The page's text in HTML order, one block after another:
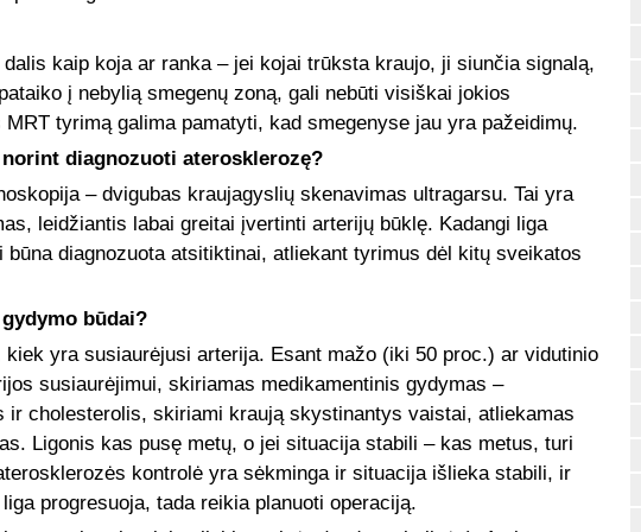
kaip koja ar ranka – jei kojai trūksta kraujo, ji siunčia signalą,
į nebylią smegenų zoną, gali nebūti visiškai jokios
tyrimą galima pamatyti, kad smegenyse jau yra pažeidimų.
diagnozuoti aterosklerozę?
– dvigubas kraujagyslių skenavimas ultragarsu. Tai yra
leidžiantis labai greitai įvertinti arterijų būklę. Kadangi liga
būna diagnozuota atsitiktinai, atliekant tyrimus dėl kitų sveikatos
būdai?
yra susiaurėjusi arterija. Esant mažo (iki 50 proc.) ar vidutinio
susiaurėjimui, skiriamas medikamentinis gydymas –
ir cholesterolis, skiriami kraują skystinantys vaistai, atliekamas
Ligonis kas pusę metų, o jei situacija stabili – kas metus, turi
kontrolė yra sėkminga ir situacija išlieka stabili, ir
progresuoja, tada reikia planuoti operaciją.